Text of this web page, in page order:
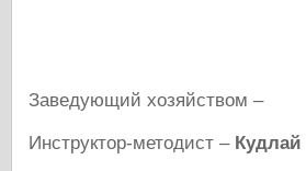
Заведующий хозяйством –
Инструктор-методист –